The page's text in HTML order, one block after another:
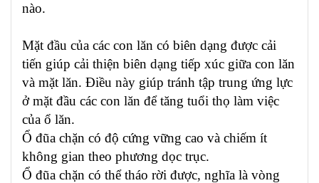
nào.
Mặt đầu của các con lăn có biên dạng được cải
tiến giúp cải thiện biên dạng tiếp xúc giữa con lăn
và mặt lăn. Điều này giúp tránh tập trung ứng lực
ở mặt đầu các con lăn để tăng tuổi thọ làm việc
của ổ lăn.
Ổ đũa chặn có độ cứng vững cao và chiếm ít
không gian theo phương dọc trục.
Ổ đũa chặn có thể tháo rời được, nghĩa là vòng